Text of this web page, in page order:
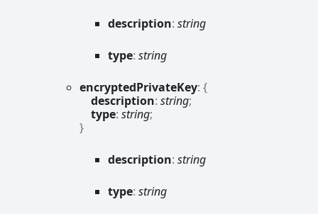
description: string
type: string
encryptedPrivateKey: {
description: string;
type: string;
}
description: string
type: string